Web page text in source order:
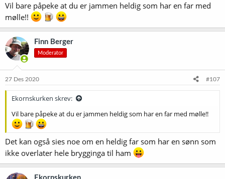
låne.. kanskje på tide å skaffe si eiga.
Vil bare påpeke at du er jammen heldig som har en far med
mølle!!
Finn Berger
Moderator
27 Des 2020 #107
Ekornskurken skrev:
Vil bare påpeke at du er jammen heldig som har en far med mølle!!
Det kan også sies noe om en heldig far som har en sønn som
ikke overlater hele brygginga til ham